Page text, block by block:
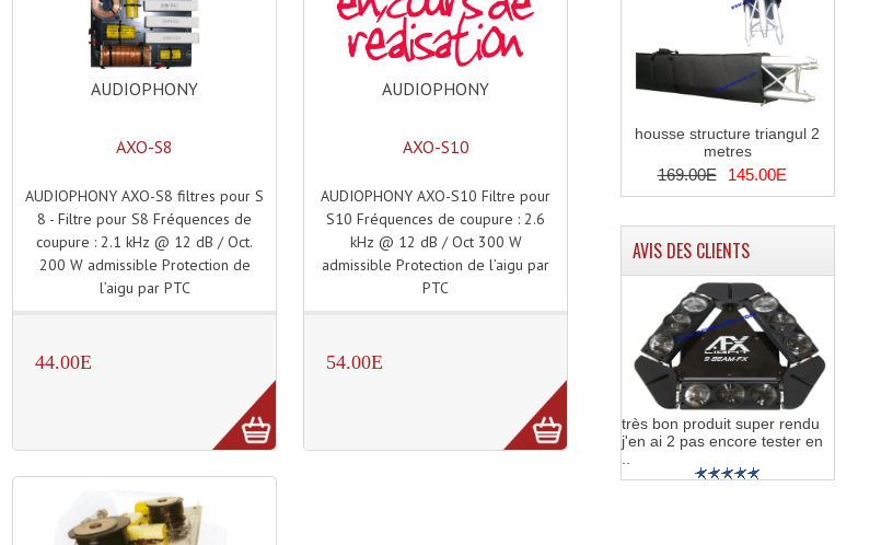
AUDIOPHONY
AXO-S8
AUDIOPHONY AXO-S8 filtres pour S
8 - Filtre pour S8 Fréquences de
coupure : 2.1 kHz @ 12 dB / Oct.
200 W admissible Protection de
l’aigu par PTC
44.00E
AUDIOPHONY
AXO-S10
AUDIOPHONY AXO-S10 Filtre pour
S10 Fréquences de coupure : 2.6
kHz @ 12 dB / Oct 300 W
admissible Protection de l’aigu par
PTC
54.00E
housse structure triangul 2
metres
169.00E 145.00E
AVIS DES CLIENTS
très bon produit super rendu
j'en ai 2 pas encore tester en